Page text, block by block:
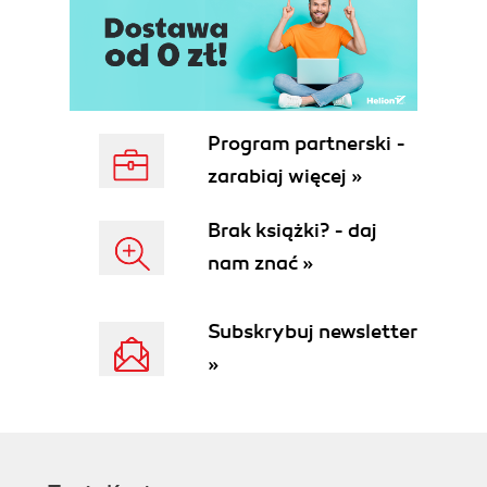
Data Structures
Web Frameworks
Flask
Review
II. A FastAPI Tour
Preview
What Is FastAPI?
URL Path
Query Parameters
Program partnerski -
zarabiaj więcej »
Brak książki? - daj
nam znać »
Subskrybuj newsletter
»